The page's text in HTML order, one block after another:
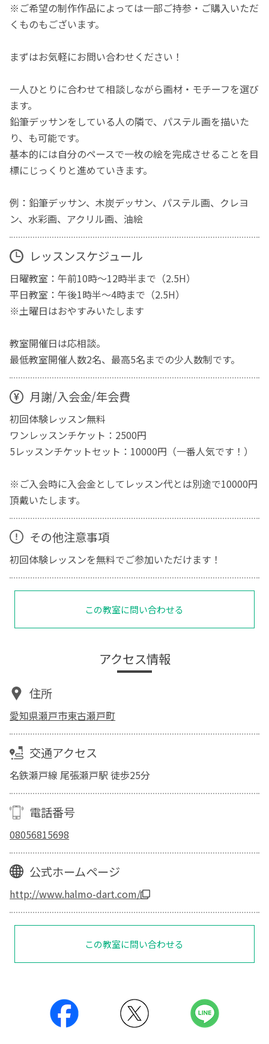
※ご希望の制作作品によっては一部ご持参・ご購入いただ
くものもございます。
まずはお気軽にお問い合わせください！
一人ひとりに合わせて相談しながら画材・モチーフを選び
ます。
鉛筆デッサンをしている人の隣で、パステル画を描いた
り、も可能です。
基本的には自分のペースで一枚の絵を完成させることを目
標にじっくりと進めていきます。
例：鉛筆デッサン、木炭デッサン、パステル画、クレヨ
ン、水彩画、アクリル画、油絵
レッスンスケジュール
日曜教室：午前10時～12時半まで（2.5H）
平日教室：午後1時半～4時まで（2.5H）
※土曜日はおやすみいたします
教室開催日は応相談。
最低教室開催人数2名、最高5名までの少人数制です。
月謝/入会金/年会費
初回体験レッスン無料
ワンレッスンチケット：2500円
5レッスンチケットセット：10000円（一番人気です！）
※ご入会時に入会金としてレッスン代とは別途で10000円
頂戴いたします。
その他注意事項
初回体験レッスンを無料でご参加いただけます！
この教室に問い合わせる
アクセス情報
住所
愛知県瀬戸市東古瀬戸町
交通アクセス
名鉄瀬戸線 尾張瀬戸駅 徒歩25分
電話番号
08056815698
公式ホームページ
http://www.halmo-dart.com/
この教室に問い合わせる